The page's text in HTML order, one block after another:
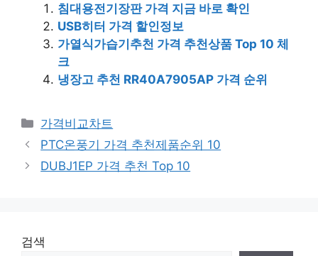
침대용전기장판 가격 지금 바로 확인
USB히터 가격 할인정보
가열식가습기추천 가격 추천상품 Top 10 체
크
냉장고 추천 RR40A7905AP 가격 순위
카
테
리
가격비교차트
PTC온풍기 가격 추천제품순위 10
DUBJ1EP 가격 추천 Top 10
검색